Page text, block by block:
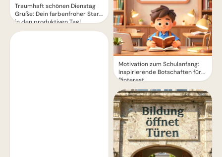
Traumhaft schönen Dienstag
Grüße: Dein farbenfroher Start
in den produktiven Tag!
Motivation zum Schulanfang:
Inspirierende Botschaften für
Pinterest